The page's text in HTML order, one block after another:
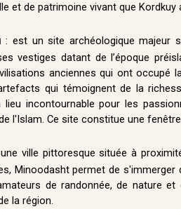
et de patrimoine vivant que Kordkuy
: est un site archéologique majeur
vestiges datant de l’époque
anciennes qui ont occupé
qui témoignent de la
lieu incontournable pour les
l'Islam. Ce site constitue une
ville pittoresque située à
Minoodasht permet de
de randonnée, de nature
la région.